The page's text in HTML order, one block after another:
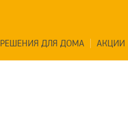
РЕШЕНИЯ ДЛЯ ДОМА АКЦИИ